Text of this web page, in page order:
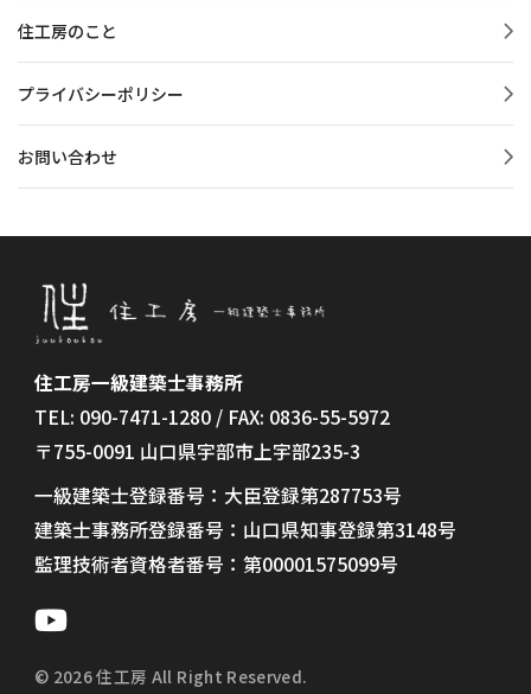
住工房のこと
プライバシーポリシー
お問い合わせ
住工房一級建築士事務所
TEL: 090-7471-1280 / FAX: 0836-55-5972
〒755-0091 山口県宇部市上宇部235-3
一級建築士登録番号：大臣登録第287753号
建築士事務所登録番号：山口県知事登録第3148号
監理技術者資格者番号：第00001575099号
© 2026 住工房 All Right Reserved.